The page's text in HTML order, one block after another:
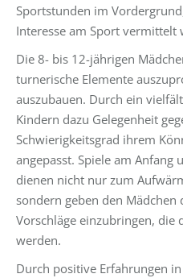
Sportstunden im
Interesse am Sport vermittelt
Die 8- bis 12-jährigen
turnerische Elemente
auszubauen. Durch ein
Kindern dazu Gelegenheit
Schwierigkeitsgrad ihrem
angepasst. Spiele am Anfang
dienen nicht nur zum
sondern geben den Mädchen
Vorschläge einzubringen, die
werden.
Durch positive Erfahrungen